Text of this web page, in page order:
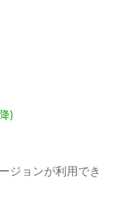
)
ジョンが利用でき